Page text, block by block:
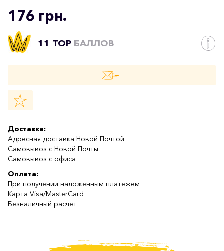
176 грн.
11 TOP БАЛЛОВ
Доставка:
Адресная доставка Новой Почтой
Самовывоз с Новой Почты
Самовывоз с офиса
Оплата:
При получении наложенным платежем
Карта Visa/MasterCard
Безналичный расчет